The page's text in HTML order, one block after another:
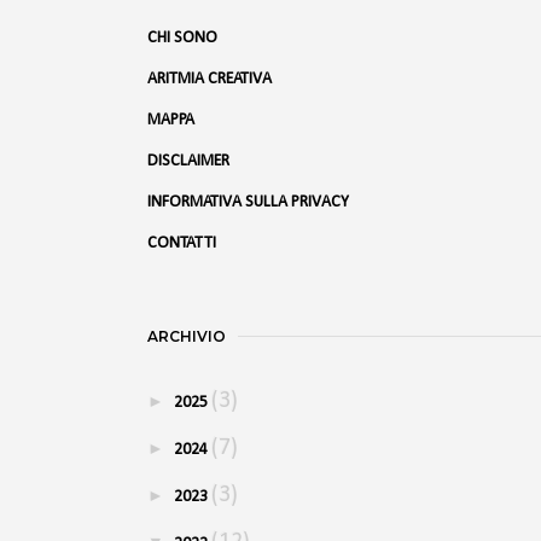
CHI SONO
ARITMIA CREATIVA
MAPPA
DISCLAIMER
INFORMATIVA SULLA PRIVACY
CONTATTI
ARCHIVIO
► 2025 (3)
► 2024 (7)
► 2023 (3)